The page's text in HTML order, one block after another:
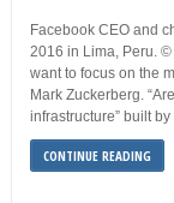
Facebook CEO and
2016 in Lima, Peru. ©
want to focus on the
Mark Zuckerberg.
infrastructure” built
CONTINUE READING